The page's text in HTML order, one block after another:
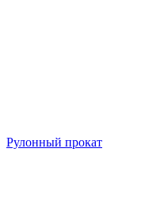
Рулонный прокат